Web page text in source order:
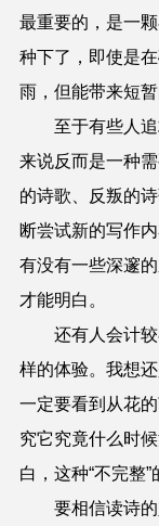
最重要的，是一
种下了，即使是
雨，但能带来短暂
至于有些人
来说反而是一种
的诗歌、反叛的
断尝试新的写作
有没有一些深邃
才能明白。
还有人会计
样的体验。我想
一定要看到从花
究它究竟什么时
白，这种“不完整
要相信读诗